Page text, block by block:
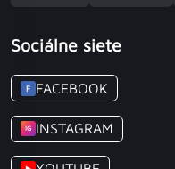
Sociálne siete
F FACEBOOK
IG INSTAGRAM